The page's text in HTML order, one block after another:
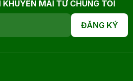
MÃI TỪ CHÚNG TÔI
ĐĂNG KÝ